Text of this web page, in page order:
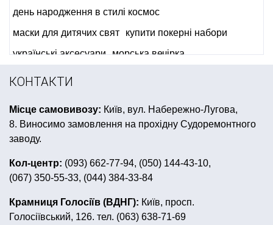
день народження в стилі космос
маски для дитячих свят
купити покерні набори
українські аксесуари морська вечірка
купити державний прапор україни
аксесуари для піратської вечірки
вечірка в гавайському стилі
день народження в стилі маша і ведмідь
купити свічки на торт
день народження в стилі черепашки ніндзя
КОНТАКТИ
Місце самовивозу: Київ, вул. Набережно-Лугова,
8. Виносимо замовлення на прохідну Судоремонтного
заводу.
Кол-центр: (093) 662-77-94, (050) 144-43-10,
(067) 350-55-33, (044) 384-33-84
Крамниця Голосіїв (ВДНГ): Київ, просп.
Голосіївський, 126. тел. (063) 638-71-69